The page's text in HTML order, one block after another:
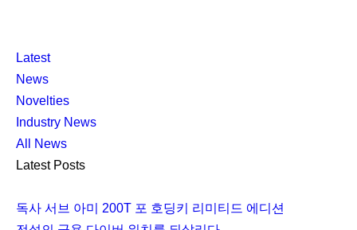
K
L
O
C
C
A
닫
기
K
L
O
C
C
A
Latest
News
Novelties
Industry News
All News
Latest Posts
독사 서브 아미 200T 포 호딩키 리미티드 에디션